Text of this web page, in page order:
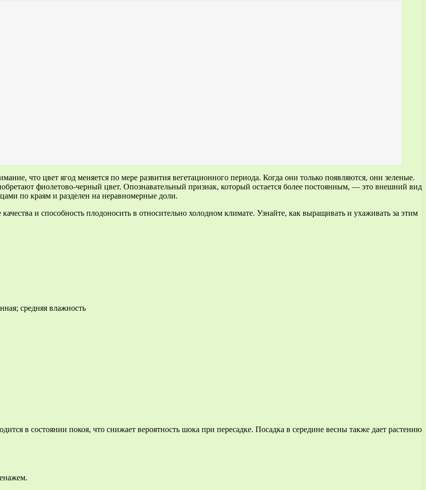
что цвет ягод меняется по мере развития вегетационного периода. Когда они только появляются, они зеленые.
фиолетово-черный цвет. Опознавательный признак, который остается более постоянным, — это внешний вид
по краям и разделен на неравномерные доли.
и способность плодоносить в относительно холодном климате. Узнайте, как выращивать и ухаживать за этим
средняя влажность
в состоянии покоя, что снижает вероятность шока при пересадке. Посадка в середине весны также дает растению